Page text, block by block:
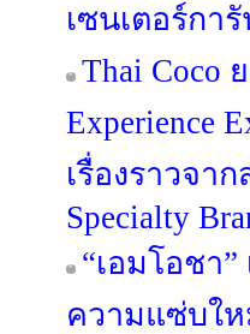
เซนเตอร์ก
Thai Coco
Experience
เรื่องราวจา
Specialty
“เอมโอชา
ความแซ่บใ